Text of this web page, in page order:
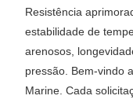
Resistência
estabilidade de
arenosos,
pressão. Bem-vindo
Marine. Cada